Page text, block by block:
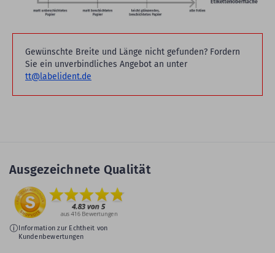
Gewünschte Breite und Länge nicht gefunden? Fordern
Sie ein unverbindliches Angebot an unter
tt@labelident.de
Ausgezeichnete Qualität
Information zur Echtheit von
Kundenbewertungen